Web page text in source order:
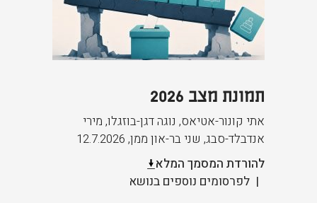
תמונת מצב 2026
אתי קונור-אטיאס, נוגה דגן-בוזגלו, מירי
אנדבלד-סבג, שני בר-און ממן,
12.7.2026
להורדת המסמך המלא
לפרסומים נוספים בנושא